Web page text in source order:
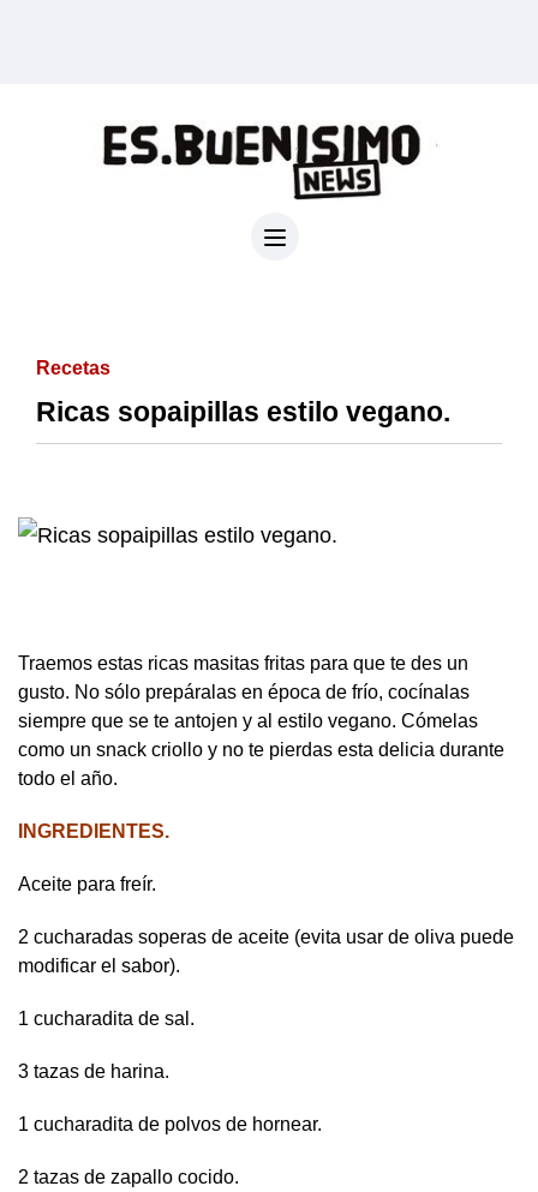
Recetas
Ricas sopaipillas estilo vegano.
Traemos estas ricas masitas fritas para que te des un
gusto. No sólo prepáralas en época de frío, cocínalas
siempre que se te antojen y al estilo vegano. Cómelas
como un snack criollo y no te pierdas esta delicia durante
todo el año.
INGREDIENTES.
Aceite para freír.
2 cucharadas soperas de aceite (evita usar de oliva puede
modificar el sabor).
1 cucharadita de sal.
3 tazas de harina.
1 cucharadita de polvos de hornear.
2 tazas de zapallo cocido.